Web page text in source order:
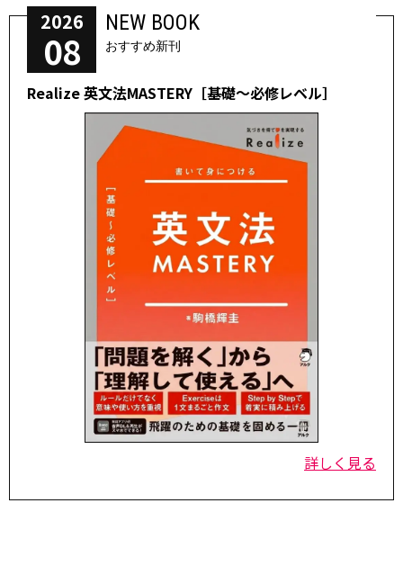
2026
08
NEW BOOK
おすすめ新刊
Realize 英文法MASTERY［基礎～必修レベル］
詳しく見る